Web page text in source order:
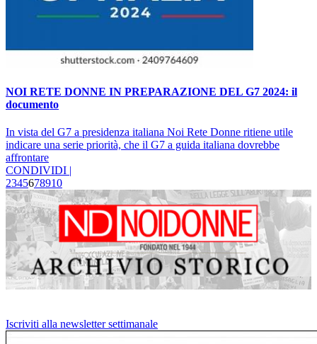
NOI RETE DONNE IN PREPARAZIONE DEL G7 2024: il
documento
In vista del G7 a presidenza italiana Noi Rete Donne ritiene utile
indicare una serie priorità, che il G7 a guida italiana dovrebbe
affrontare
CONDIVIDI |
2345678910
Iscriviti alla newsletter settimanale